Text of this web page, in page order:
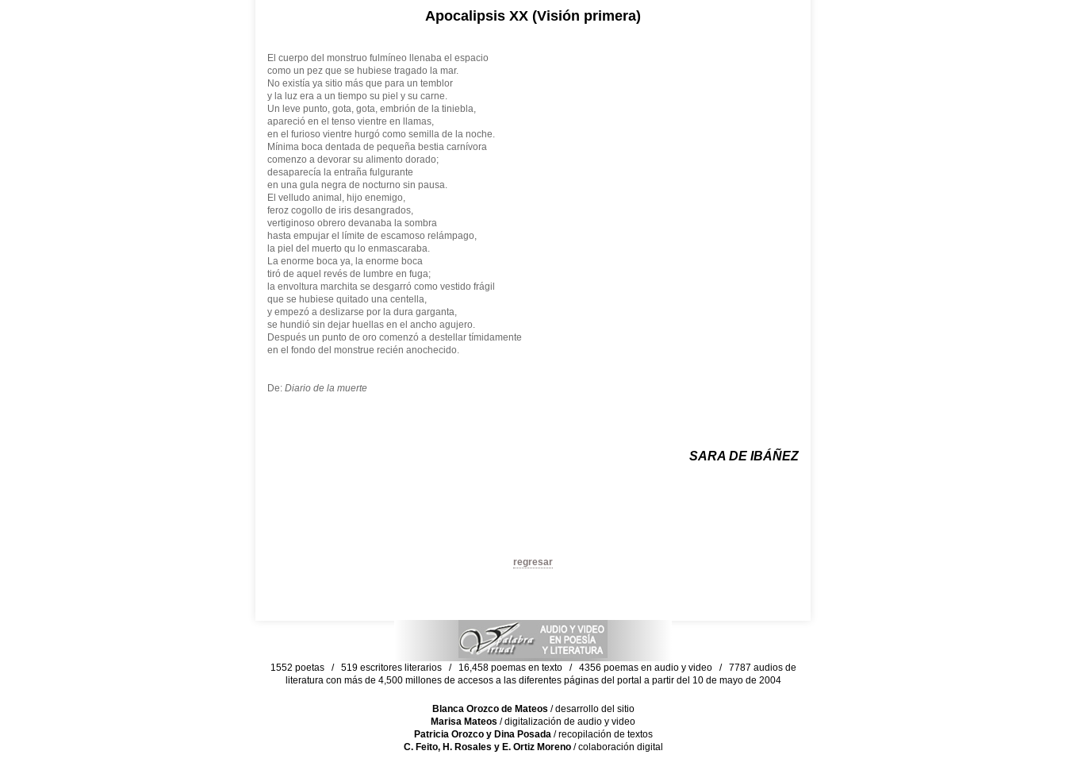
Apocalipsis XX (Visión primera)
El cuerpo del monstruo fulmíneo llenaba el espacio
como un pez que se hubiese tragado la mar.
No existía ya sitio más que para un temblor
y la luz era a un tiempo su piel y su carne.
Un leve punto, gota, gota, embrión de la tiniebla,
apareció en el tenso vientre en llamas,
en el furioso vientre hurgó como semilla de la noche.
Mínima boca dentada de pequeña bestia carnívora
comenzo a devorar su alimento dorado;
desaparecía la entraña fulgurante
en una gula negra de nocturno sin pausa.
El velludo animal, hijo enemigo,
feroz cogollo de iris desangrados,
vertiginoso obrero devanaba la sombra
hasta empujar el límite de escamoso relámpago,
la piel del muerto qu lo enmascaraba.
La enorme boca ya, la enorme boca
tiró de aquel revés de lumbre en fuga;
la envoltura marchita se desgarró como vestido frágil
que se hubiese quitado una centella,
y empezó a deslizarse por la dura garganta,
se hundió sin dejar huellas en el ancho agujero.
Después un punto de oro comenzó a destellar tímidamente
en el fondo del monstrue recién anochecido.
De: Diario de la muerte
SARA DE IBÁÑEZ
regresar
1552 poetas / 519 escritores literarios / 16,458 poemas en texto / 4356 poemas en audio y video / 7787 audios de
literatura con más de 4,500 millones de accesos a las diferentes páginas del portal a partir del 10 de mayo de 2004
Blanca Orozco de Mateos / desarrollo del sitio
Marisa Mateos / digitalización de audio y video
Patricia Orozco y Dina Posada/ recopilación de textos
C. Feito, H. Rosales y E. Ortiz Moreno/ colaboración digital